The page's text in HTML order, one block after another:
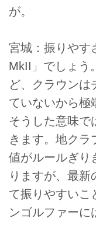
が。
宮城：振りやす
MkII」でしょう
ど、クラウンは
ていないから極
そうした意味で
きます。地クラ
値がルールぎり
りますが、最新
て振りやすいこ
ンゴルファーに